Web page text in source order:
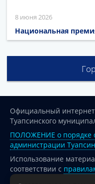
8 июня 2026
Национальная
Официальный
Туапсинского
ПОЛОЖЕНИЕ о порядке
администрации
Использование
соответствии с
опубликованных на сайте